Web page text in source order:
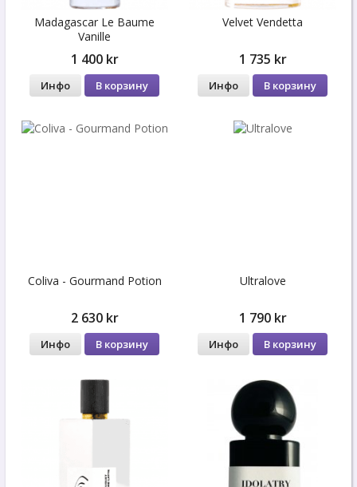
Madagascar Le Baume
Vanille
1 400 kr
Инфо В корзину
Velvet Vendetta
1 735 kr
Инфо В корзину
Coliva - Gourmand Potion
2 630 kr
Инфо В корзину
Ultralove
1 790 kr
Инфо В корзину